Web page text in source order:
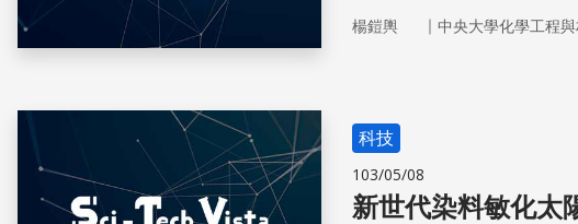
楊鎧輿 ｜ 中央大學化學工程
科技
103/05/08
新世代染料敏化太